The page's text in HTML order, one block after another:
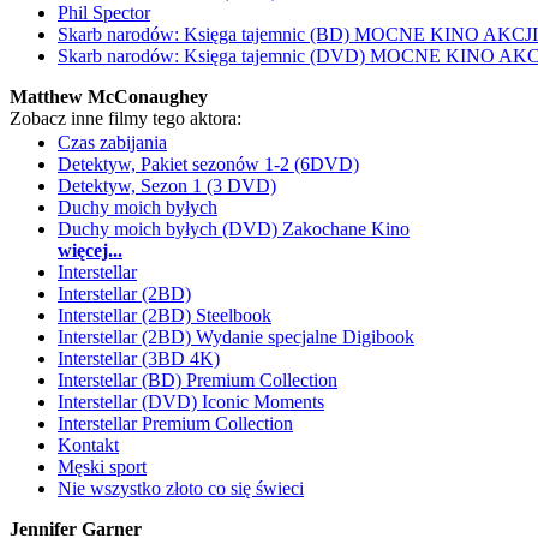
Phil Spector
Skarb narodów: Księga tajemnic (BD) MOCNE KINO AKCJI
Skarb narodów: Księga tajemnic (DVD) MOCNE KINO
Matthew McConaughey
Zobacz inne filmy tego aktora:
Czas zabijania
Detektyw, Pakiet sezonów 1-2 (6DVD)
Detektyw, Sezon 1 (3 DVD)
Duchy moich byłych
Duchy moich byłych (DVD) Zakochane Kino
więcej...
Interstellar
Interstellar (2BD)
Interstellar (2BD) Steelbook
Interstellar (2BD) Wydanie specjalne Digibook
Interstellar (3BD 4K)
Interstellar (BD) Premium Collection
Interstellar (DVD) Iconic Moments
Interstellar Premium Collection
Kontakt
Męski sport
Nie wszystko złoto co się świeci
Jennifer Garner